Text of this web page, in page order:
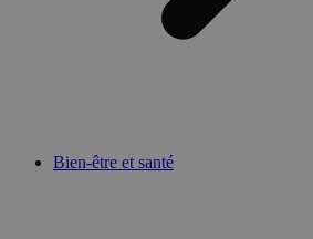
Bien-être et santé